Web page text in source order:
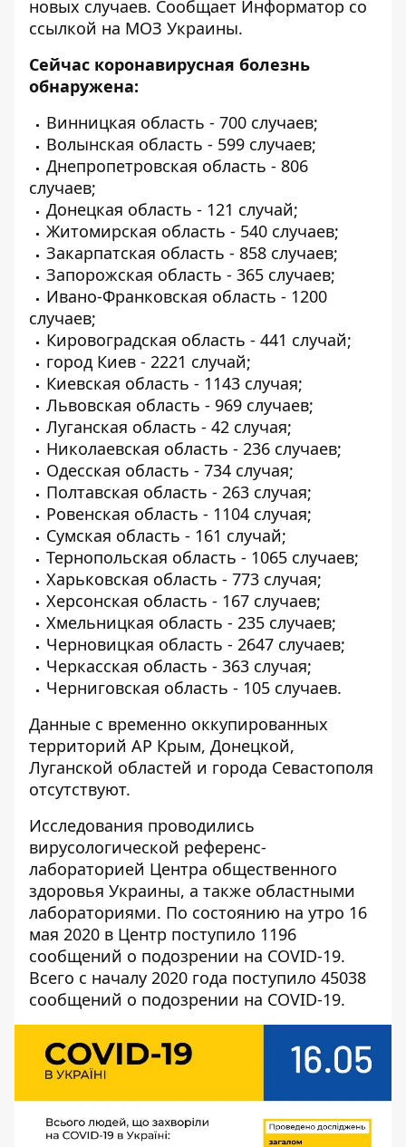
новых случаев. Сообщает Информатор со
ссылкой на МОЗ Украины.
Сейчас коронавирусная болезнь
обнаружена:
Винницкая область - 700 случаев;
Волынская область - 599 случаев;
Днепропетровская область - 806
случаев;
Донецкая область - 121 случай;
Житомирская область - 540 случаев;
Закарпатская область - 858 случаев;
Запорожская область - 365 случаев;
Ивано-Франковская область - 1200
случаев;
Кировоградская область - 441 случай;
город Киев - 2221 случай;
Киевская область - 1143 случая;
Львовская область - 969 случаев;
Луганская область - 42 случая;
Николаевская область - 236 случаев;
Одесская область - 734 случая;
Полтавская область - 263 случая;
Ровенская область - 1104 случая;
Сумская область - 161 случай;
Тернопольская область - 1065 случаев;
Харьковская область - 773 случая;
Херсонская область - 167 случаев;
Хмельницкая область - 235 случаев;
Черновицкая область - 2647 случаев;
Черкасская область - 363 случая;
Черниговская область - 105 случаев.
Данные с временно оккупированных
территорий АР Крым, Донецкой,
Луганской областей и города Севастополя
отсутствуют.
Исследования проводились
вирусологической референс-
лабораторией Центра общественного
здоровья Украины, а также областными
лабораториями. По состоянию на утро 16
мая 2020 в Центр поступило 1196
сообщений о подозрении на COVID-19.
Всего с началу 2020 года поступило 45038
сообщений о подозрении на COVID-19.